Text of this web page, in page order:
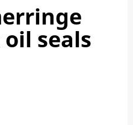
seals